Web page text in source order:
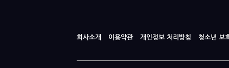
회사소개 이용약관 개인정보 처리방침 청소년 보